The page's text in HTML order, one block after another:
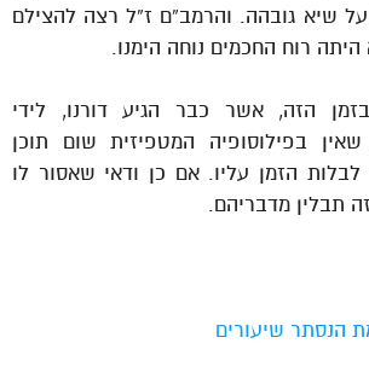
שיא גובהה. והרמב”ם ז”ל רצה להצילם
רוח החכמים נוחה הימנו.
הזה, אשר כבר הגיע דורנו, לידי
בפילוסופיה המטפיזית שום תוכן
הזמן עליו. אם כן ודאי שאסור לו
תבלין מדבריהם.
הנסתר שיעורים